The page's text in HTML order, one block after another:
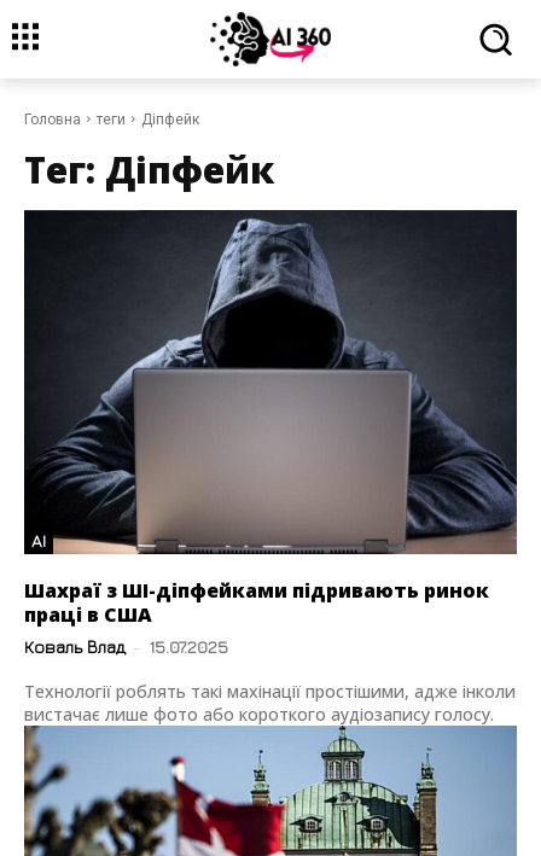
Головна теги Діпфейк
Тег: Діпфейк
AI
Шахраї з ШІ-діпфейками підривають ринок
праці в США
Коваль Влад - 15.07.2025
Технології роблять такі махінації простішими, адже інколи
вистачає лише фото або короткого аудіозапису голосу.